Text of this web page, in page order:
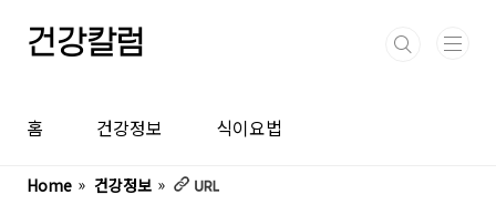
건강칼럼
홈 건강정보 식이요법
Home 건강정보